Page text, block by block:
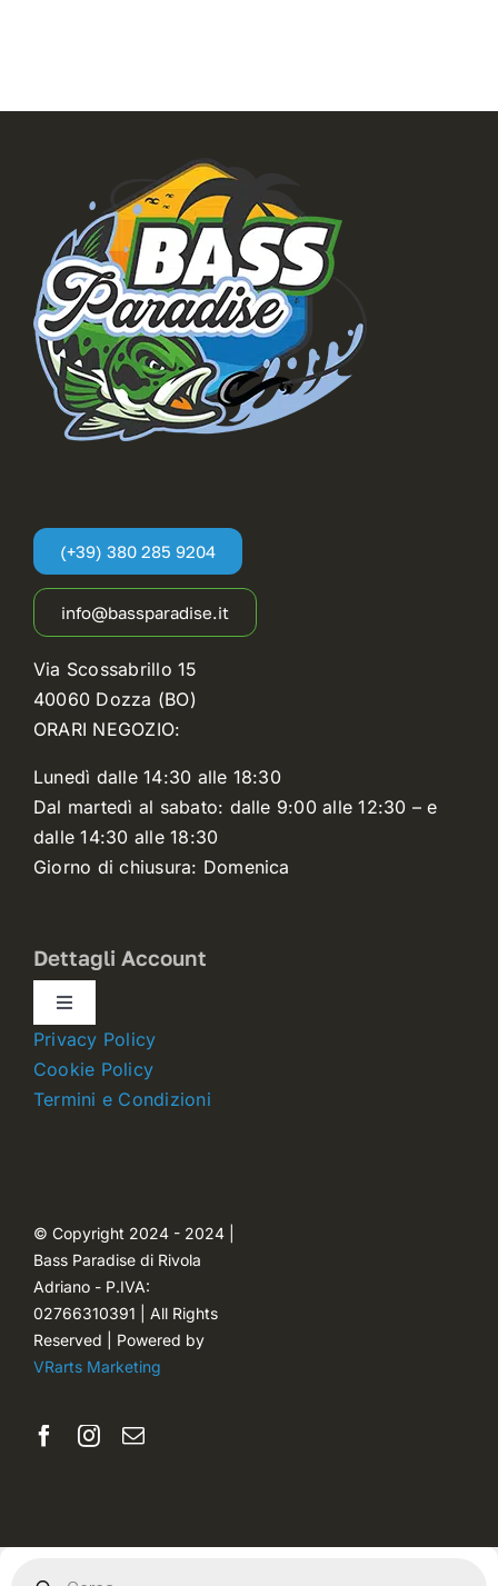
(+39) 380 285 9204
info@bassparadise.it
Via Scossabrillo 15
40060 Dozza (BO)
ORARI NEGOZIO:
Lunedì dalle 14:30 alle 18:30
Dal martedì al sabato: dalle 9:00 alle 12:30 – e
dalle 14:30 alle 18:30
Giorno di chiusura: Domenica
Dettagli Account
Toggle
Navigation
Dettagli account
Password dimenticata
Privacy Policy
Cookie Policy
Termini e Condizioni
© Copyright 2024 - 2024 |
Bass Paradise di Rivola
Adriano - P.IVA:
02766310391 | All Rights
Reserved | Powered by
VRarts Marketing